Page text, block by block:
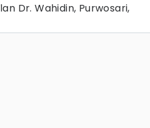
Dr. Wahidin, Purwosari,